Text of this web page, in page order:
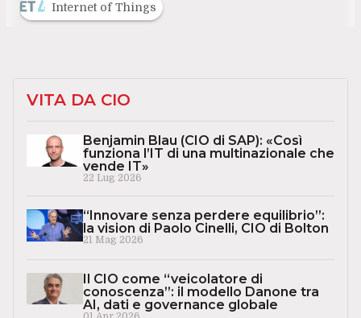
Internet of Things
VITA DA CIO
Benjamin Blau (CIO di SAP): «Così
funziona l’IT di una multinazionale che
vende IT»
22 Lug 2026
“Innovare senza perdere equilibrio”:
la vision di Paolo Cinelli, CIO di Bolton
21 Mag 2026
Il CIO come “veicolatore di
conoscenza”: il modello Danone tra
AI, dati e governance globale